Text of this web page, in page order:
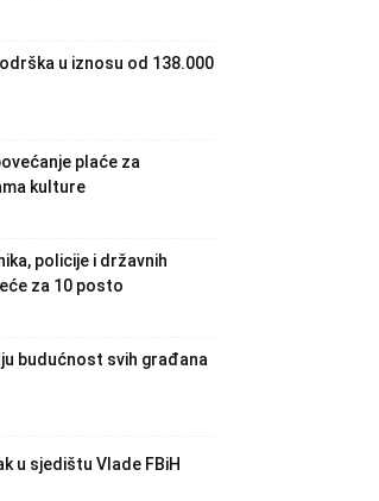
u iznosu od 138.000
plaće za
kulture
policije i državnih
za 10 posto
budućnost svih građana
u sjedištu Vlade FBiH